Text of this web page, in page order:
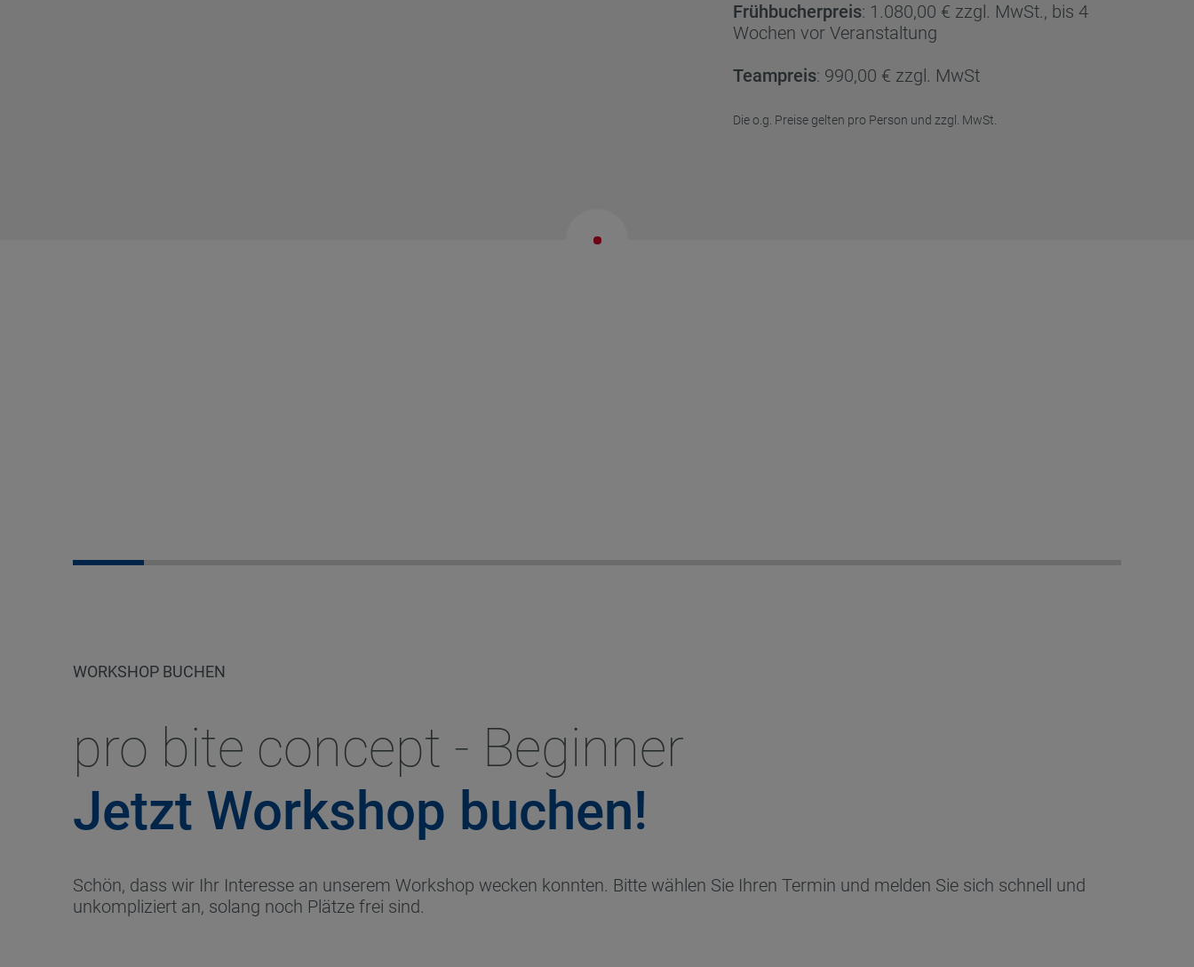
Frühbucherpreis: 1.080,00 € zzgl. MwSt., bis 4
Wochen vor Veranstaltung
Teampreis: 990,00 € zzgl. MwSt
Die o.g. Preise gelten pro Person und zzgl. MwSt.
WORKSHOP BUCHEN
pro bite concept - Beginner
Jetzt Workshop buchen!
Schön, dass wir Ihr Interesse an unserem Workshop wecken konnten. Bitte wählen Sie Ihren Termin und melden Sie sich schnell und
unkompliziert an, solang noch Plätze frei sind.